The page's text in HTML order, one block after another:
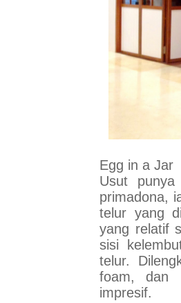
Egg in a Jar
Usut
primadona,
telur yang
yang relatif
sisi
telur.
foam, dan
impresif.